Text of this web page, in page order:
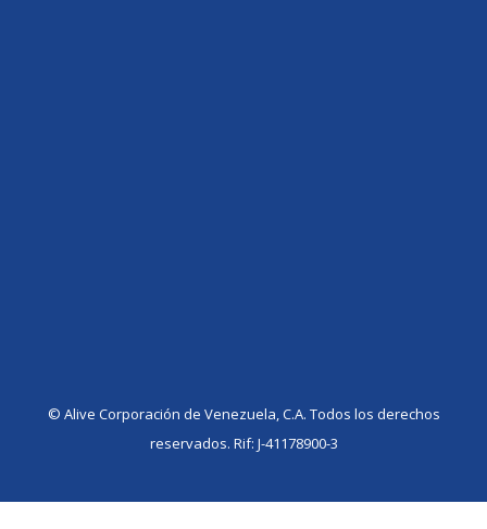
©️ Alive Corporación de Venezuela, C.A. Todos los derechos
reservados. Rif: J-41178900-3